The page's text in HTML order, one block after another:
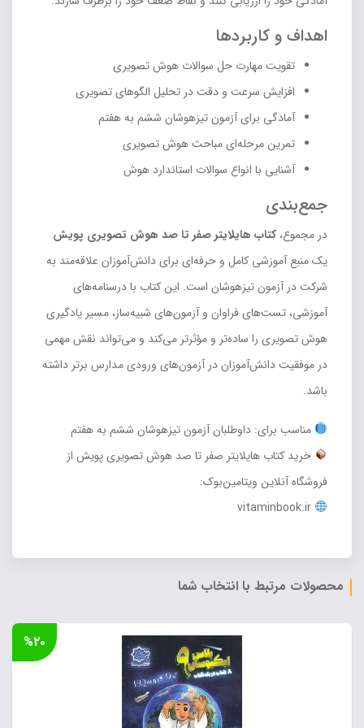
اهداف و کاربردها
تقویت مهارت حل سوالات هوش تصویری
افزایش سرعت و دقت در تحلیل الگوهای تصویری
آمادگی برای آزمون تیزهوشان ششم به هفتم
تمرین مرحله‌ای مباحث هوش تصویری
آشنایی با انواع سوالات استاندارد هوش
جمع‌بندی
در مجموع،کتاب هایلایتر صفر تا صد هوش تصویری پویش
یک منبع آموزشی کامل و حرفه‌ای برای دانش‌آموزان علاقه‌مند به
شرکت در آزمون تیزهوشان است. این کتاب با درسنامه‌های
آموزشی، تست‌های فراوان و آزمون‌های شبیه‌ساز، مسیر یادگیری
هوش تصویری را ساده‌تر و مؤثرتر می‌کند و می‌تواند نقش مهمی
در موفقیت دانش‌آموزان در آزمون‌های ورودی مدارس برتر داشته
باشد.
مناسب برای: داوطلبان آزمون تیزهوشان ششم به هفتم
خرید کتاب هایلایتر صفر تا صد هوش تصویری پویش از
فروشگاه آنلاین ویتامین‌بوک:
محصولات مرتبط با انتخاب شما
%۲۰